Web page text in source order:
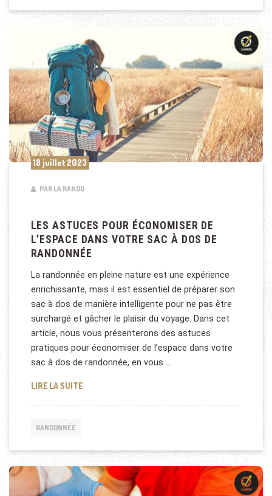
18 juillet 2023
PAR LA RANDO
LES ASTUCES POUR ÉCONOMISER DE
L’ESPACE DANS VOTRE SAC À DOS DE
RANDONNÉE
La randonnée en pleine nature est une expérience
enrichissante, mais il est essentiel de préparer son
sac à dos de manière intelligente pour ne pas être
surchargé et gâcher le plaisir du voyage. Dans cet
article, nous vous présenterons des astuces
pratiques pour économiser de l’espace dans votre
sac à dos de randonnée, en vous …
LIRE LA SUITELES ASTUCES POUR ÉCONOMISER DE L’ESPACE
RANDONNÉE